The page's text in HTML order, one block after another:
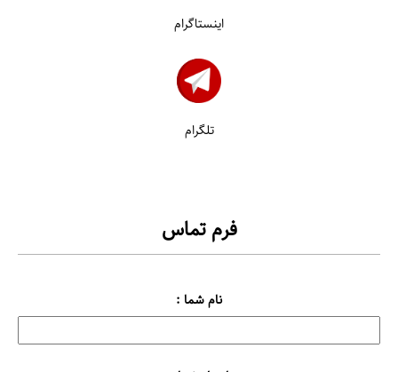
اینستاگرام
تلگرام
فرم تماس
نام شما :